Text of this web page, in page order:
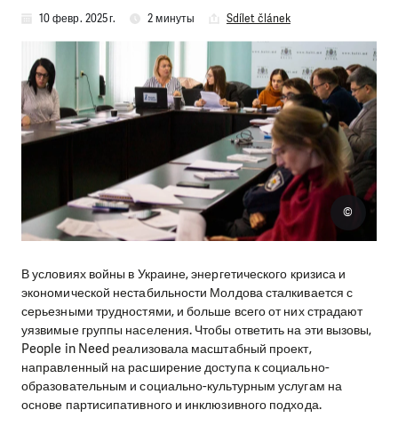
10 февр. 2025 г. 2 минуты Sdílet článek
©
В условиях войны в Украине, энергетического кризиса и
экономической нестабильности Молдова сталкивается с
серьезными трудностями, и больше всего от них страдают
уязвимые группы населения. Чтобы ответить на эти вызовы,
People in Need реализовала масштабный проект,
направленный на расширение доступа к социально-
образовательным и социально-культурным услугам на
основе партисипативного и инклюзивного подхода.